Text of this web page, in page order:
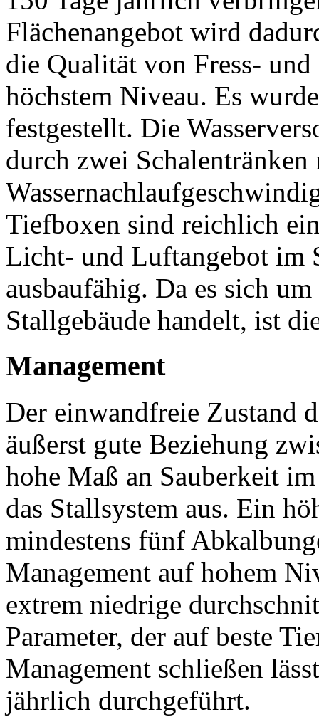
Flächenangebot wird
die Qualität von Fress-
höchstem Niveau. Es
festgestellt. Die
durch zwei Schalentränken
Tiefboxen sind reichlich
Licht- und Luftangebot im
ausbaufähig. Da es sich
Stallgebäude handelt, ist
Management
Der einwandfreie Zustand
äußerst gute Beziehung
hohe Maß an Sauberkeit
das Stallsystem aus. Ein
mindestens fünf
Management auf hohem
extrem niedrige
Parameter, der auf beste
Management schließen
jährlich durchgeführt.